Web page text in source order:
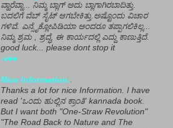
ವ್ಹಾರೆವ್ಹಾ... ನಿಮ್ಮ ಬ್ಲಾಗ್ ಅದು ಬ್ಲಾಗಾಗಿರಬಾದಿತ್ತು.
ಬದಲಿಗೆ ವೆಬ್ ಸೈಟ್ ಆಗಬೇಕಿತ್ತು.ಅಷ್ಟೊಂದು ವಿಚಾರ
ಗಳಿವೆ. ಎನ್ಸೈಕ್ಲೋಪಿಡಿಯಾ ಅಂದರೂ ತಪ್ಪಾಗಲಿಕಿಲ್ಲ...
ನಿಮ್ಮ ಶ್ರಮ , ಶ್ರದ್ಧೆ, ಈ ಕಾರ್ಯದಲ್ಲಿ ಎದ್ದು ಕಾಣುತ್ತಿದೆ.
good luck... please dont stop it
-vee
Nice Information..
Thanks a lot for nice Information. I have
read 'ಒಂದು ಹುಲ್ಲಿನ ಕ್ರಾಂತಿ' kannada book.
But I want both "One-Straw Revolution"
"The Road Back to Nature and The